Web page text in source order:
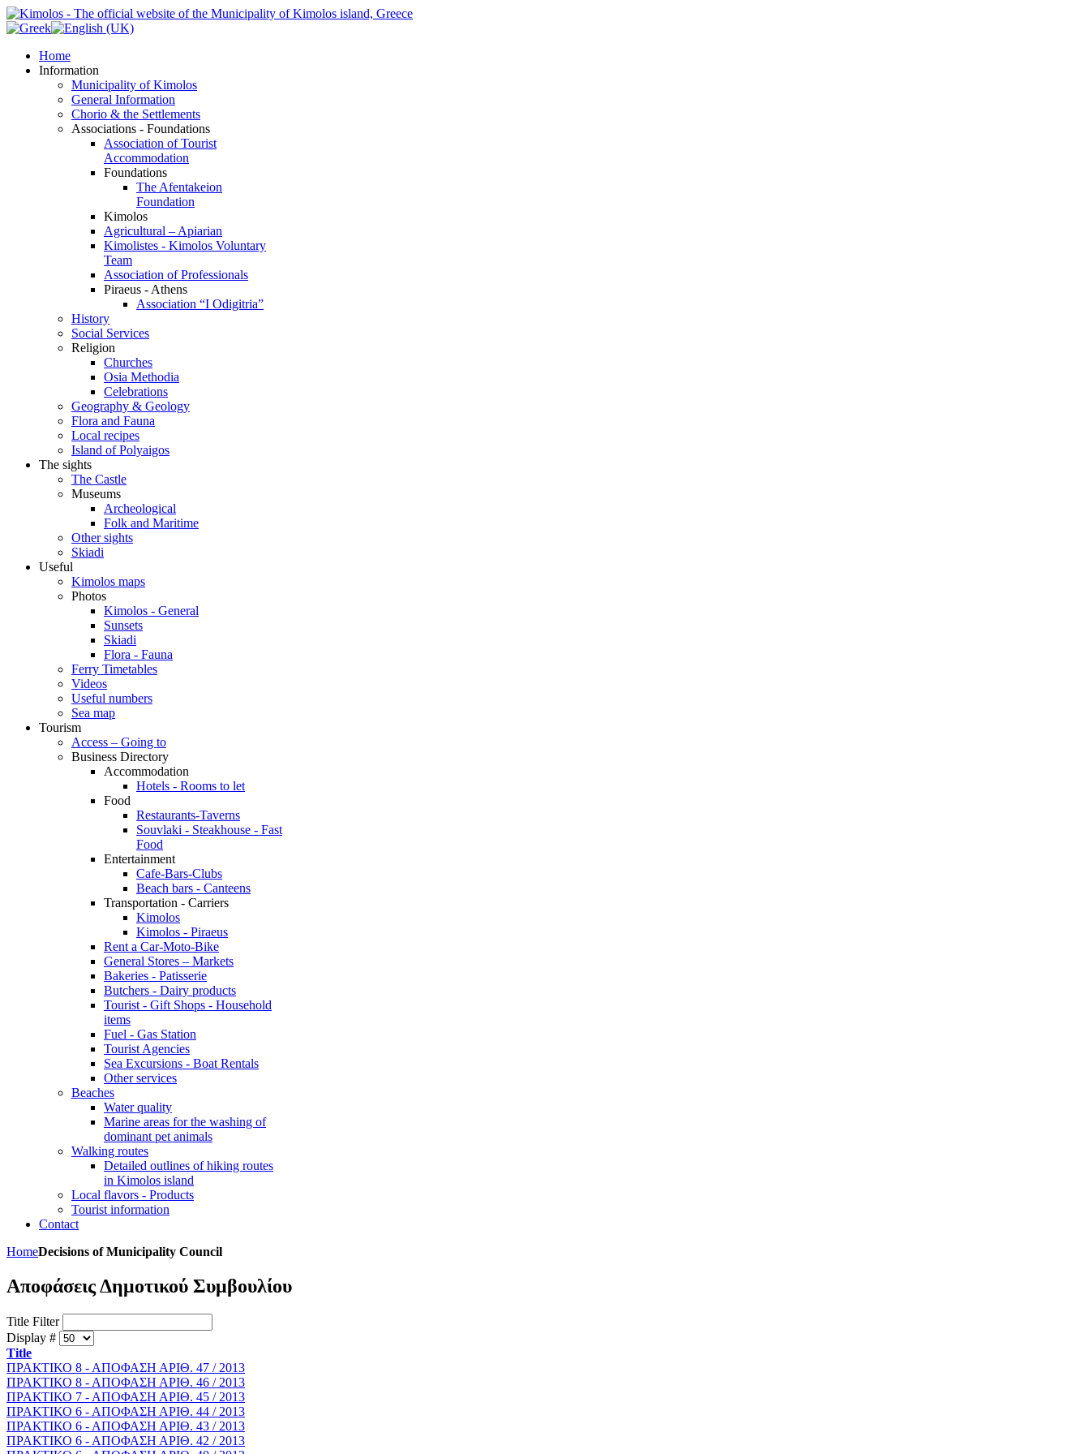
Home
Information
Municipality of Kimolos
General Information
Chorio & the Settlements
Associations - Foundations
Association of Tourist
Accommodation
Foundations
The Afentakeion
Foundation
Kimolos
Agricultural – Apiarian
Kimolistes - Kimolos Voluntary
Team
Association of Professionals
Piraeus - Athens
Association “I Odigitria”
History
Social Services
Religion
Churches
Osia Methodia
Celebrations
Geography & Geology
Flora and Fauna
Local recipes
Island of Polyaigos
The sights
The Castle
Museums
Archeological
Folk and Maritime
Other sights
Skiadi
Useful
Kimolos maps
Photos
Kimolos - General
Sunsets
Skiadi
Flora - Fauna
Ferry Timetables
Videos
Useful numbers
Sea map
Tourism
Access – Going to
Business Directory
Accommodation
Hotels - Rooms to let
Food
Restaurants-Taverns
Souvlaki - Steakhouse - Fast
Food
Entertainment
Cafe-Bars-Clubs
Beach bars - Canteens
Transportation - Carriers
Kimolos
Kimolos - Piraeus
Rent a Car-Moto-Bike
General Stores – Markets
Bakeries - Patisserie
Butchers - Dairy products
Tourist - Gift Shops - Household
items
Fuel - Gas Station
Tourist Agencies
Sea Excursions - Boat Rentals
Other services
Beaches
Water quality
Marine areas for the washing of
dominant pet animals
Walking routes
Detailed outlines of hiking routes
in Kimolos island
Local flavors - Products
Tourist information
Contact
HomeDecisions of Municipality Council
Αποφάσεις Δημοτικού Συμβουλίου
Title Filter
Display #
Title
ΠΡΑΚΤΙΚΟ 8 - ΑΠΟΦΑΣΗ ΑΡΙΘ. 47 / 2013
ΠΡΑΚΤΙΚΟ 8 - ΑΠΟΦΑΣΗ ΑΡΙΘ. 46 / 2013
ΠΡΑΚΤΙΚΟ 7 - ΑΠΟΦΑΣΗ ΑΡΙΘ. 45 / 2013
ΠΡΑΚΤΙΚΟ 6 - ΑΠΟΦΑΣΗ ΑΡΙΘ. 44 / 2013
ΠΡΑΚΤΙΚΟ 6 - ΑΠΟΦΑΣΗ ΑΡΙΘ. 43 / 2013
ΠΡΑΚΤΙΚΟ 6 - ΑΠΟΦΑΣΗ ΑΡΙΘ. 42 / 2013